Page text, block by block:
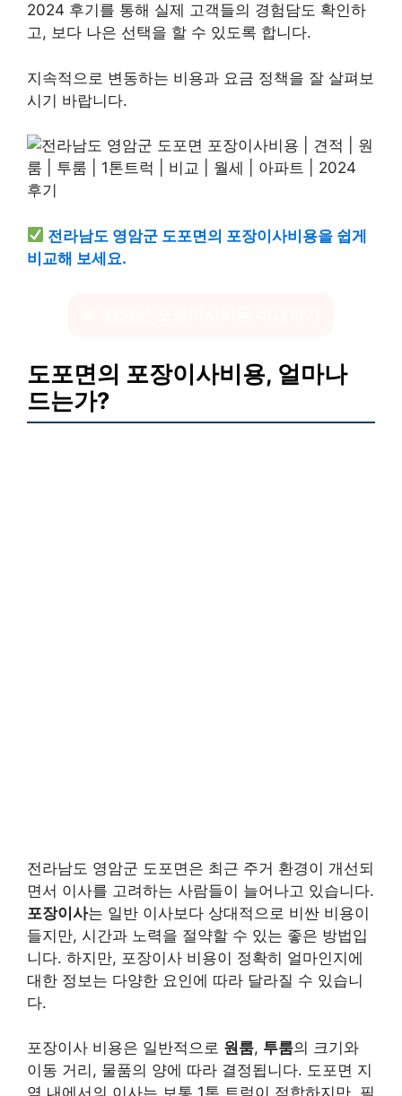
2024 후기를 통해 실제 고객들의 경험담도 확인하
고, 보다 나은 선택을 할 수 있도록 합니다.
지속적으로 변동하는 비용과 요금 정책을 잘 살펴보
시기 바랍니다.
전라남도 영암군 도포면의 포장이사비용을 쉽게
비교해 보세요.
도포면의 포장이사비용, 얼마나
드는가?
전라남도 영암군 도포면은 최근 주거 환경이 개선되
면서 이사를 고려하는 사람들이 늘어나고 있습니다.
포장이사는 일반 이사보다 상대적으로 비싼 비용이
들지만, 시간과 노력을 절약할 수 있는 좋은 방법입
니다. 하지만, 포장이사 비용이 정확히 얼마인지에
대한 정보는 다양한 요인에 따라 달라질 수 있습니
다.
포장이사 비용은 일반적으로 원룸, 투룸의 크기와
이동 거리, 물품의 양에 따라 결정됩니다. 도포면 지
역 내에서의 이사는 보통 1톤 트럭이 적합하지만, 필